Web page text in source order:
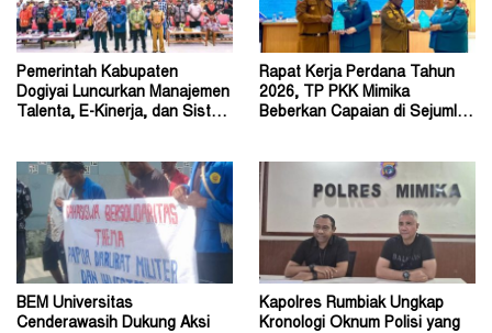
Pemerintah Kabupaten
Dogiyai Luncurkan Manajemen
Talenta, E-Kinerja, dan Sistem
Rapat Kerja Perdana Tahun
2026, TP PKK Mimika
Beberkan Capaian di Sejumlah
BEM Universitas
Cenderawasih Dukung Aksi
Kapolres Rumbiak Ungkap
Kronologi Oknum Polisi yang